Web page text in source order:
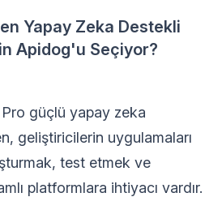
Yapay Zeka Destekli
Apidog'u Seçiyor?
güçlü yapay zeka
geliştiricilerin uygulamaları
test etmek ve
platformlara ihtiyacı vardır.